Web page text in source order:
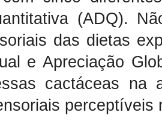
(ADQ).
das dietas
e Apreciação
cactáceas na
perceptíveis